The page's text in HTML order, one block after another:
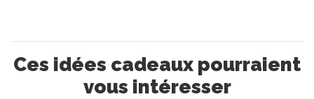
Ces idées cadeaux pourraient
vous intéresser